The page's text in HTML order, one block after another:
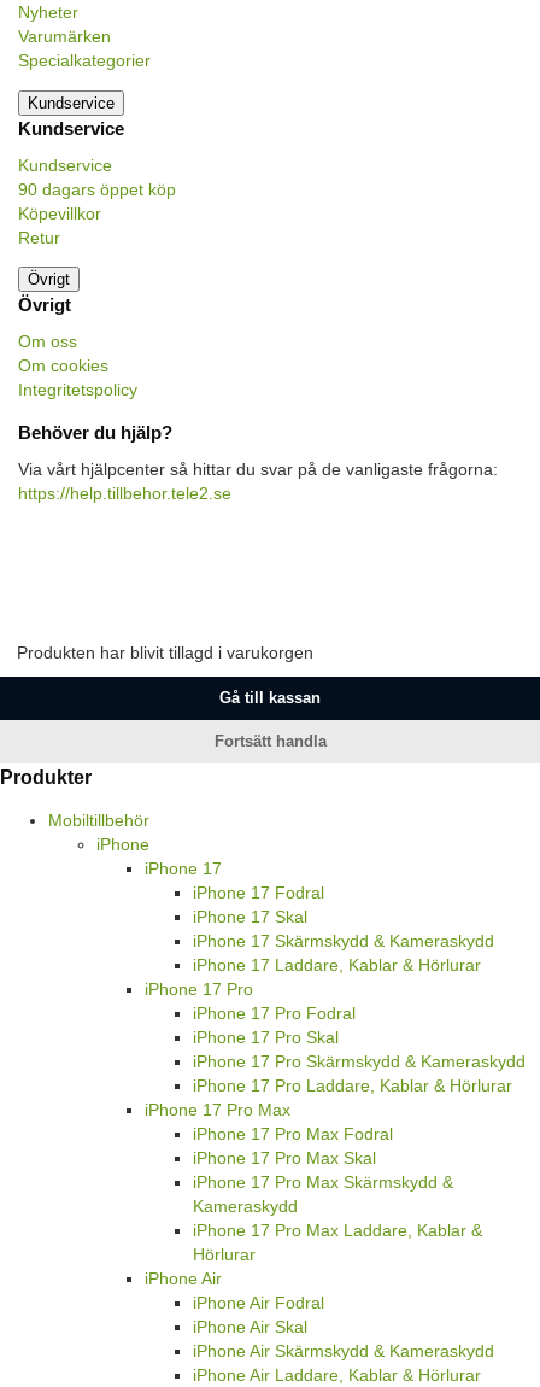
Nyheter
Varumärken
Specialkategorier
Kundservice
Kundservice
Kundservice
90 dagars öppet köp
Köpevillkor
Retur
Övrigt
Övrigt
Om oss
Om cookies
Integritetspolicy
Behöver du hjälp?
Via vårt hjälpcenter så hittar du svar på de vanligaste frågorna:
https://help.tillbehor.tele2.se
Produkten har blivit tillagd i varukorgen
Gå till kassan
Fortsätt handla
Produkter
Mobiltillbehör
iPhone
iPhone 17
iPhone 17 Fodral
iPhone 17 Skal
iPhone 17 Skärmskydd & Kameraskydd
iPhone 17 Laddare, Kablar & Hörlurar
iPhone 17 Pro
iPhone 17 Pro Fodral
iPhone 17 Pro Skal
iPhone 17 Pro Skärmskydd & Kameraskydd
iPhone 17 Pro Laddare, Kablar & Hörlurar
iPhone 17 Pro Max
iPhone 17 Pro Max Fodral
iPhone 17 Pro Max Skal
iPhone 17 Pro Max Skärmskydd &
Kameraskydd
iPhone 17 Pro Max Laddare, Kablar &
Hörlurar
iPhone Air
iPhone Air Fodral
iPhone Air Skal
iPhone Air Skärmskydd & Kameraskydd
iPhone Air Laddare, Kablar & Hörlurar